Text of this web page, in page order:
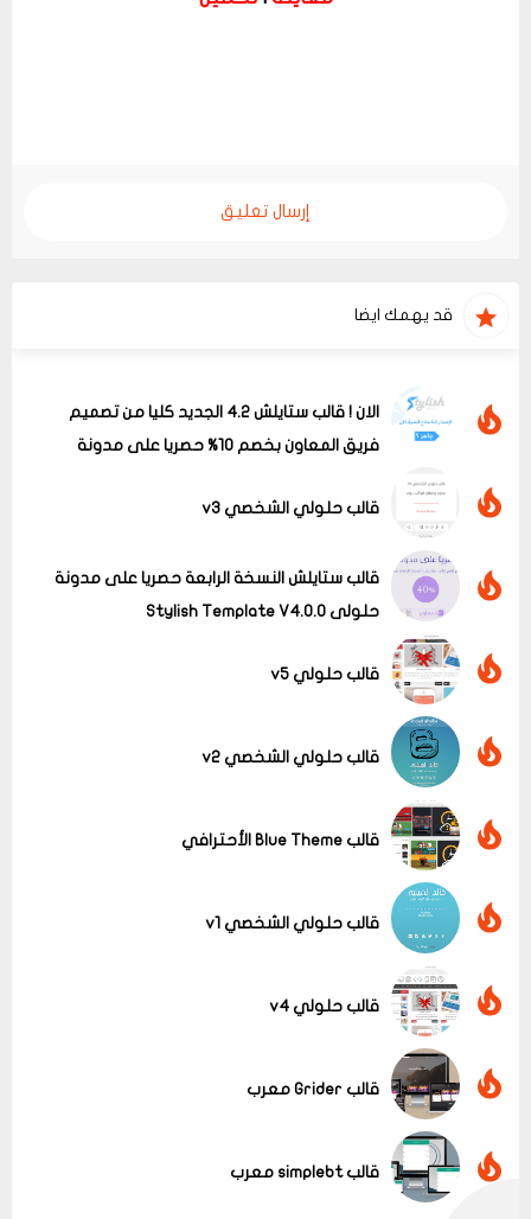
إرسال تعليق
قد يهمك ايضا
عرض الكل
الان ! قالب ستايلش 4.2 الجديد كليا من تصميم
فريق المعاون بخصم 10% حصريا على مدونة
قالب حلولي الشخصي v3
قالب ستايلش النسخة الرابعة حصريا على مدونة
حلولى Stylish Template V4.0.0
قالب حلولي v5
قالب حلولي الشخصي v2
قالب Blue Theme الأحترافي
قالب حلولي الشخصي v1
قالب حلولي v4
قالب Grider معرب
قالب simplebt معرب